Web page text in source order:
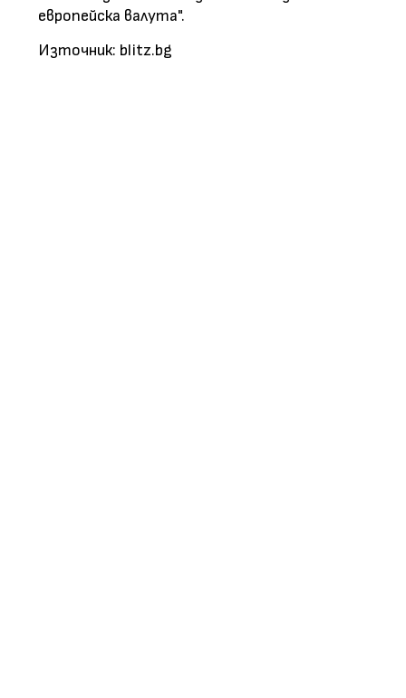
европейска валута".
Източник: blitz.bg